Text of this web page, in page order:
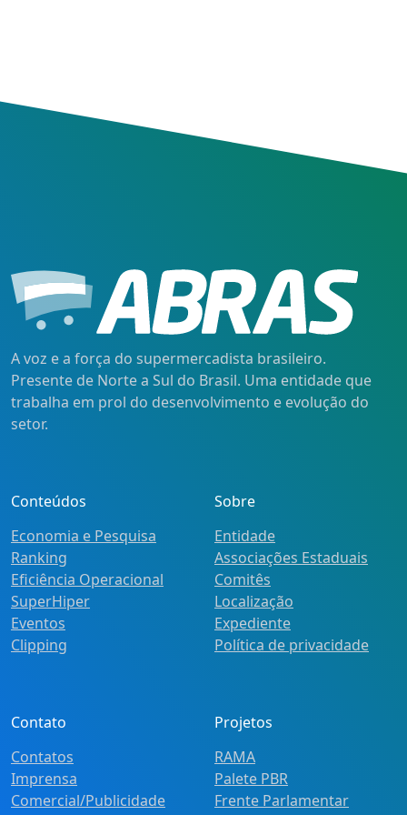
A voz e a força do supermercadista brasileiro.
Presente de Norte a Sul do Brasil. Uma entidade que
trabalha em prol do desenvolvimento e evolução do
setor.
Conteúdos
Economia e Pesquisa
Ranking
Eficiência Operacional
SuperHiper
Eventos
Clipping
Sobre
Entidade
Associações Estaduais
Comitês
Localização
Expediente
Política de privacidade
Contato
Contatos
Imprensa
Comercial/Publicidade
Projetos
RAMA
Palete PBR
Frente Parlamentar